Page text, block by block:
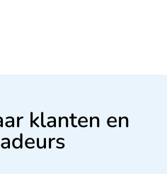
klanten en